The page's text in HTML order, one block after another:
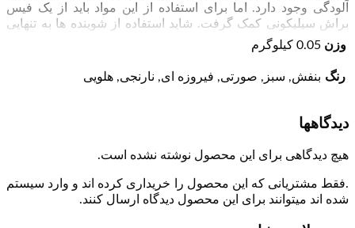
آلودگی وجود دارد. اما برای استفاده از این مواد باید از یک فیس
براش سیلیکونی کمک گرفت. شاید استفاده از شوینده ها به تنهایی
کارساز نباشد به همین دلیل استفاده از فیس براش ها را برای شما
پیشنهاد می کنیم. زیرا توسط فیس براش مواد به خوبی روی صورت
پخش می شود و پوست را تمیز می کند.
کردن آلودگی ها هست. این محصول دارای یک طرف مویی و یک
طرف سیلیکونی است. با استفاده از طرف مویی می توانید شوینده
مورد نظر را روی صورت پخش کنید. با طرف سیلیکونی می توانید
پوست صورت را ماساژ دهید. این محصول دارای دسته نیز می باشد
که استفاده از محصول را آسان کرده است. وقتی با طرف
سیلیکونی صورت خود را ماساژ می دهید مواد کاملا جذب پوست
شده و منافذ پوستی را عمیقا تمیز می کند. با استفاده از قسمت
وزن 0.05 کیلوگرم
رنگ بنفش, سبز, صورتی, فیروزه ای, نارنجی, هلویی
دیدگاهها
هیچ دیدگاهی برای این محصول نوشته نشده است.
.فقط مشتریانی که این محصول را خریداری کرده اند و وارد سیستم
شده اند میتوانند برای این محصول دیدگاه ارسال کنند.